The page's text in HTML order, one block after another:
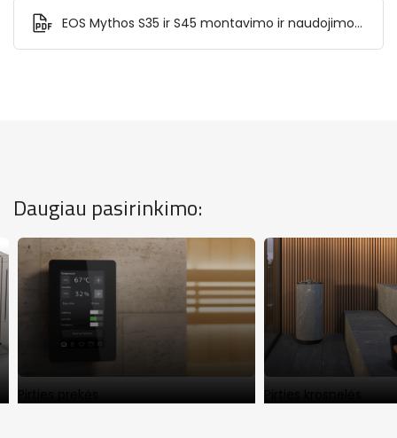
EOS Mythos S35 ir S45 montavimo ir naudojimo
Daugiau pasirinkimo:
Pirties prekės Pirties krosnelės